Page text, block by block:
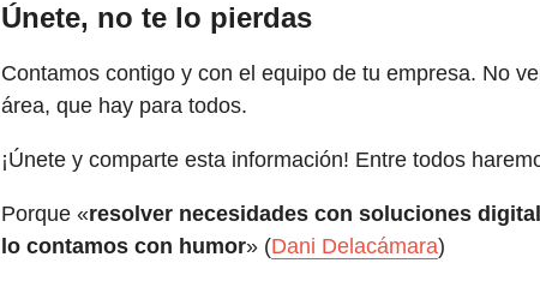
Únete, no te lo pierdas
Contamos contigo y con el equipo de tu empresa. No
área, que hay para todos.
¡Únete y comparte esta información! Entre todos
Porque «resolver necesidades con soluciones
lo contamos con humor» (Dani Delacámara)